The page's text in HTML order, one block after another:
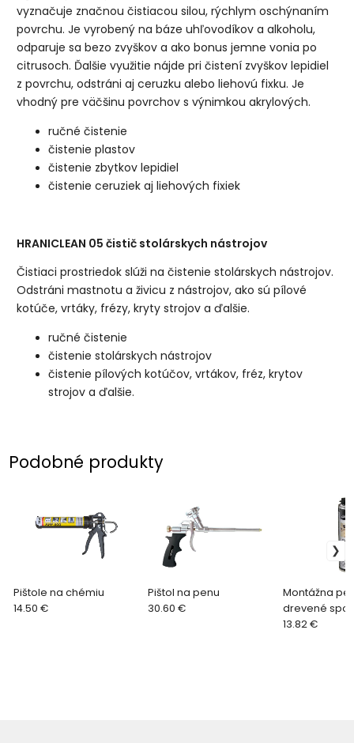
vyznačuje značnou čistiacou silou, rýchlym oschýnaním
povrchu. Je vyrobený na báze uhľovodíkov a alkoholu,
odparuje sa bezo zvyškov a ako bonus jemne vonia po
citrusoch. Ďalšie využitie nájde pri čistení zvyškov lepidiel
z povrchu, odstráni aj ceruzku alebo liehovú fixku. Je
vhodný pre väčšinu povrchov s výnimkou akrylových.
ručné čistenie
čistenie plastov
čistenie zbytkov lepidiel
čistenie ceruziek aj liehových fixiek
HRANICLEAN 05 čistič stolárskych nástrojov
Čistiaci prostriedok slúži na čistenie stolárskych nástrojov.
Odstráni mastnotu a živicu z nástrojov, ako sú pílové
kotúče, vrtáky, frézy, kryty strojov a ďalšie.
ručné čistenie
čistenie stolárskych nástrojov
čistenie pílových kotúčov, vrtákov, fréz, krytov
strojov a ďalšie.
Podobné produkty
Pištole na chémiu
14.50 €
Pištol na penu
30.60 €
Montážna
drevené
13.82 €